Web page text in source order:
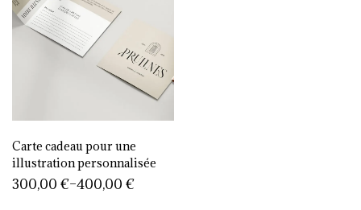
Carte cadeau pour une
illustration personnalisée
300,00 €–400,00 €